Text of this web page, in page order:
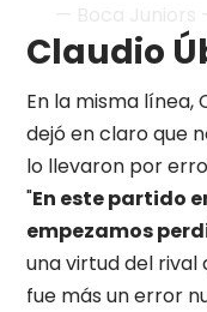
Claudio
En la misma línea,
dejó en claro que
lo llevaron por
"En este partido
empezamos
una virtud del rival
fue más un error